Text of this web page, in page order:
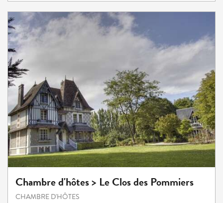
Chambre d'hôtes > Le Clos des Pommiers
CHAMBRE D'HÔTES